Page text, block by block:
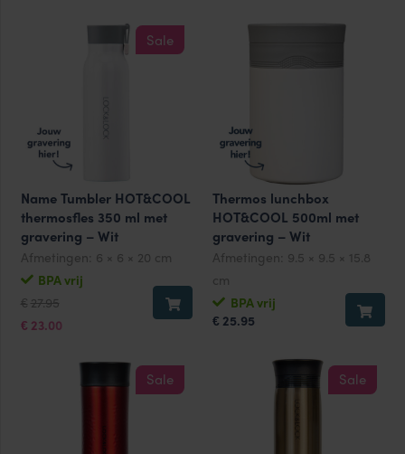
Sale
Name Tumbler HOT&COOL
thermosfles 350 ml met
gravering – Wit
Afmetingen: 6 × 6 × 20 cm
BPA vrij
€ 27.95
Oorspronkelijke
prijs
was:
€ 23.00
Huidige
prijs
is:
Thermos lunchbox
HOT&COOL 500ml met
gravering – Wit
Afmetingen: 9.5 × 9.5 × 15.8
cm
BPA vrij
€ 25.95
Sale Sale